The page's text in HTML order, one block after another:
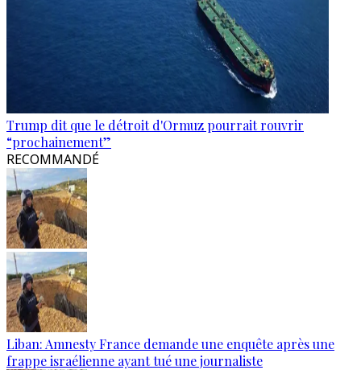
Trump dit que le détroit d'Ormuz pourrait rouvrir
“prochainement”
RECOMMANDÉ
Liban: Amnesty France demande une enquête après une
frappe israélienne ayant tué une journaliste